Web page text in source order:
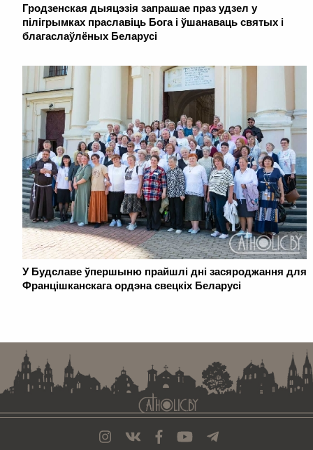
Гродзенская дыяцэзія запрашае праз удзел у
пілігрымках праславіць Бога і ўшанаваць святых і
благаслаўлёных Беларусі
У Будславе ўпершыню прайшлі дні засяроджання для
Францішканскага ордэна свецкіх Беларусі